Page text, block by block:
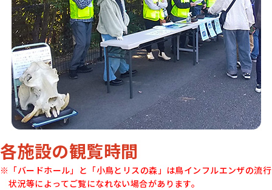
各施設の観覧時間
※「バードホール」と「小鳥とリスの森」は鳥インフルエンザの流行
状況等によってご覧になれない場合があります。